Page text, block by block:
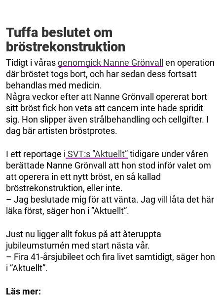
Tuffa beslutet om
bröstrekonstruktion
Tidigt i vårasgenomgick Nanne Grönvall
en operation
där bröstet togs bort, och har sedan dess fortsatt
behandlas med medicin.
Några veckor efter att Nanne Grönvall opererat bort
sitt bröst fick hon veta att cancern inte hade spridit
sig. Hon slipper även strålbehandling och cellgifter. I
dag bär artisten bröstprotes.
I ett reportage i SVT:s ”Aktuellt”tidigare under våren
berättade Nanne Grönvall att hon stod inför valet om
att operera in ett nytt bröst, en så kallad
bröstrekonstruktion, eller inte.
– Jag beslutade mig för att vänta. Jag vill låta det här
läka först, säger hon i ”Aktuellt”.
Just nu ligger allt fokus på att återuppta
jubileumsturnén med start nästa vår.
– Fira 41-årsjubileet och fira livet samtidigt, säger hon
i ”Aktuellt”.
Läs mer: